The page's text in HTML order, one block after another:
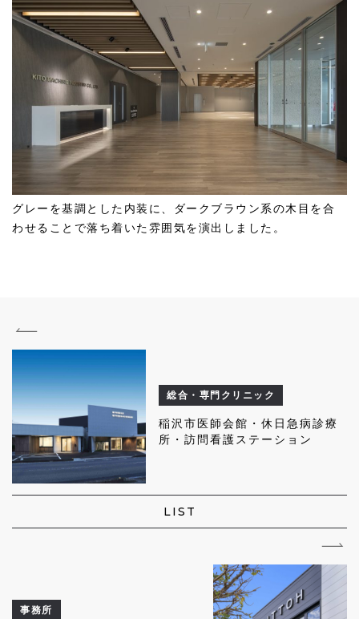
グレーを基調とした内装に、ダークブラウン系の木目を合
わせることで落ち着いた雰囲気を演出しました。
総合・専門クリニック
稲沢市医師会館・休日急病診療
所・訪問看護ステーション
LIST
事務所